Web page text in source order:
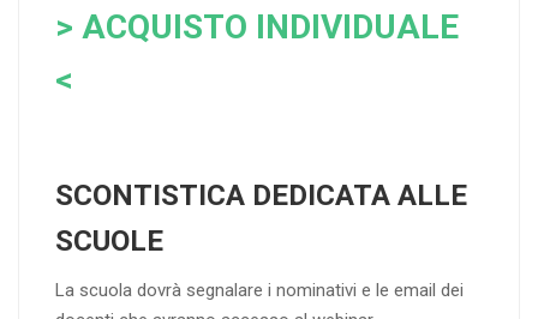
> ACQUISTO INDIVIDUALE
<
SCONTISTICA DEDICATA ALLE
SCUOLE
La scuola dovrà segnalare i nominativi e le email dei